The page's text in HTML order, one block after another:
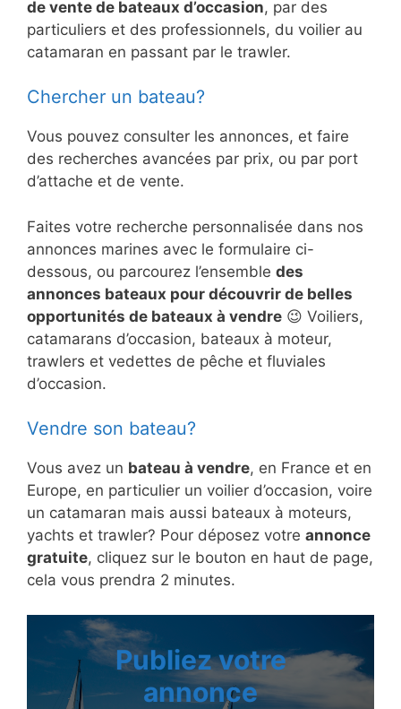
de vente de bateaux d’occasion, par des
particuliers et des professionnels, du voilier au
catamaran en passant par le trawler.
Chercher un bateau?
Vous pouvez consulter les annonces, et faire
des recherches avancées par prix, ou par port
d’attache et de vente.
Faites votre recherche personnalisée dans nos
annonces marines avec le formulaire ci-
dessous, ou parcourez l’ensemble des
annonces bateaux pour découvrir de belles
opportunités de bateaux à vendre 😉 Voiliers,
catamarans d’occasion, bateaux à moteur,
trawlers et vedettes de pêche et fluviales
d’occasion.
Vendre son bateau?
Vous avez un bateau à vendre, en France et en
Europe, en particulier un voilier d’occasion, voire
un catamaran mais aussi bateaux à moteurs,
yachts et trawler? Pour déposez votre annonce
gratuite, cliquez sur le bouton en haut de page,
cela vous prendra 2 minutes.
Publiez votre
annonce